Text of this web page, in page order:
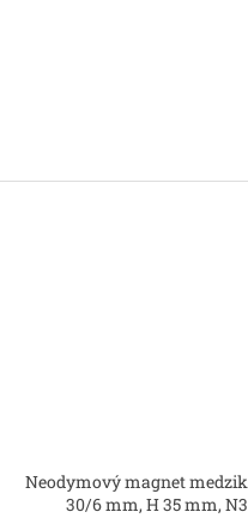
Neodymový magnet
30/6 mm, H 35 mm,